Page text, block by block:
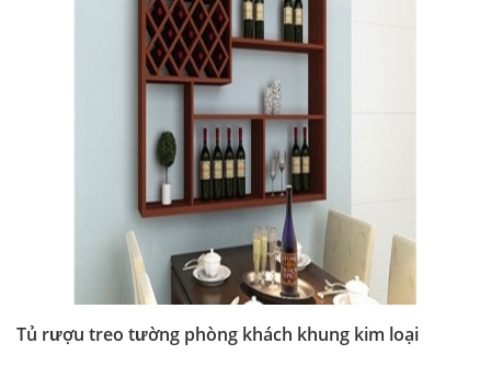
Tủ rượu treo tường phòng khách khung kim loại